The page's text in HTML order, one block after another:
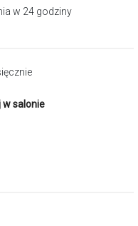
w 24 godziny
w salonie